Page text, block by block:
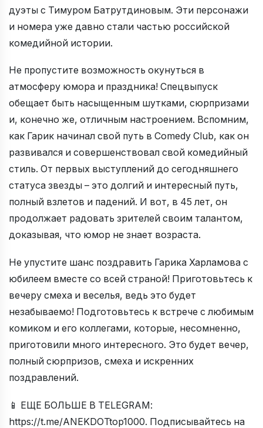
дуэты с Тимуром Батрутдиновым. Эти персонажи
и номера уже давно стали частью российской
комедийной истории.
Не пропустите возможность окунуться в
атмосферу юмора и праздника! Спецвыпуск
обещает быть насыщенным шутками, сюрпризами
и, конечно же, отличным настроением. Вспомним,
как Гарик начинал свой путь в Comedy Club, как он
развивался и совершенствовал свой комедийный
стиль. От первых выступлений до сегодняшнего
статуса звезды – это долгий и интересный путь,
полный взлетов и падений. И вот, в 45 лет, он
продолжает радовать зрителей своим талантом,
доказывая, что юмор не знает возраста.
Не упустите шанс поздравить Гарика Харламова с
юбилеем вместе со всей страной! Приготовьтесь к
вечеру смеха и веселья, ведь это будет
незабываемо! Подготовьтесь к встрече с любимым
комиком и его коллегами, которые, несомненно,
приготовили много интересного. Это будет вечер,
полный сюрпризов, смеха и искренних
поздравлений.
📱 ЕЩЕ БОЛЬШЕ В TELEGRAM:
https://t.me/ANEKDOTtop1000. Подписывайтесь на